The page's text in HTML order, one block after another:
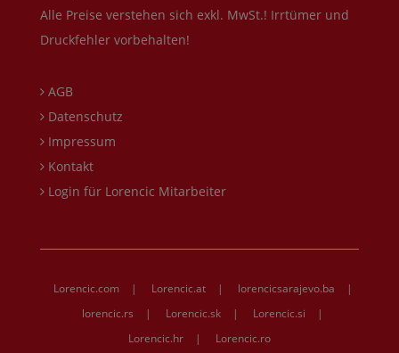
Alle Preise verstehen sich exkl. MwSt.! Irrtümer und
Druckfehler vorbehalten!
AGB
Datenschutz
Impressum
Kontakt
Login für Lorencic Mitarbeiter
Lorencic.com | Lorencic.at | lorencicsarajevo.ba
|
lorencic.rs
| Lorencic.sk | Lorencic.si
|
Lorencic.hr
| Lorencic.ro